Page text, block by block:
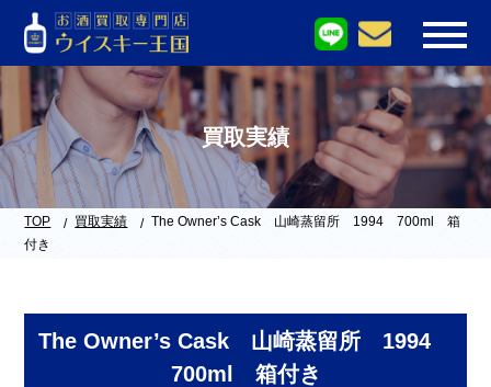
買取実績
TOP 買取実績
The Owner’s Cask 山崎蒸留所 1994 700ml 箱
付き
The Owner’s Cask 山崎蒸留所 1994
700ml 箱付き